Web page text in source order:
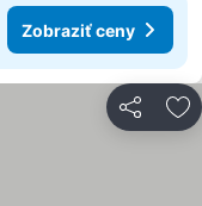
Zobraziť ceny
Zdieľať